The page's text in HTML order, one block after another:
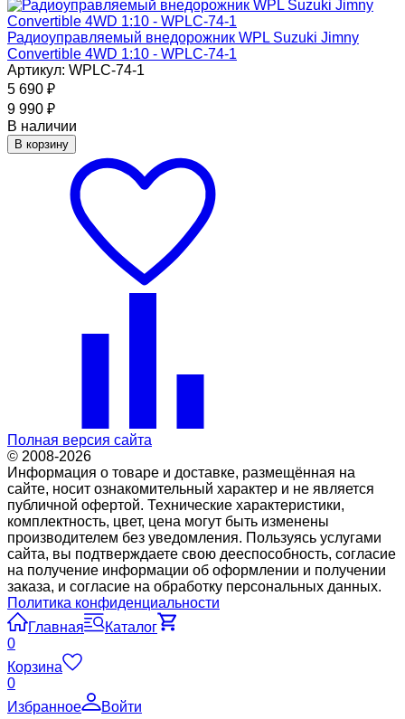
Радиоуправляемый внедорожник WPL Suzuki Jimny
Convertible 4WD 1:10 - WPLC-74-1
Артикул: WPLC-74-1
5 690 ₽
9 990 ₽
В наличии
В корзину
Полная версия сайта
© 2008-2026
Информация о товаре и доставке, размещённая на
сайте, носит ознакомительный характер и не является
публичной офертой. Технические характеристики,
комплектность, цвет, цена могут быть изменены
производителем без уведомления. Пользуясь услугами
сайта, вы подтверждаете свою дееспособность, согласие
на получение информации об оформлении и получении
заказа, и согласие на обработку персональных данных.
Политика конфиденциальности
Главная
Каталог
0
Корзина
0
Избранное
Войти